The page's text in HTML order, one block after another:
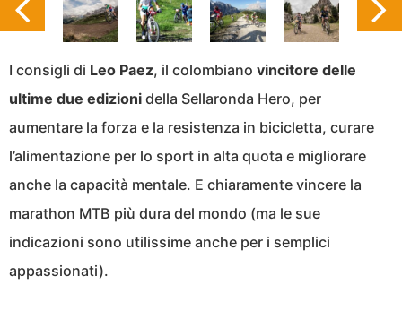
I consigli di Leo Paez, il colombiano vincitore delle
ultime due edizioni della Sellaronda Hero, per
aumentare la forza e la resistenza in bicicletta, curare
l’alimentazione per lo sport in alta quota e migliorare
anche la capacità mentale. E chiaramente vincere la
marathon MTB più dura del mondo (ma le sue
indicazioni sono utilissime anche per i semplici
appassionati).